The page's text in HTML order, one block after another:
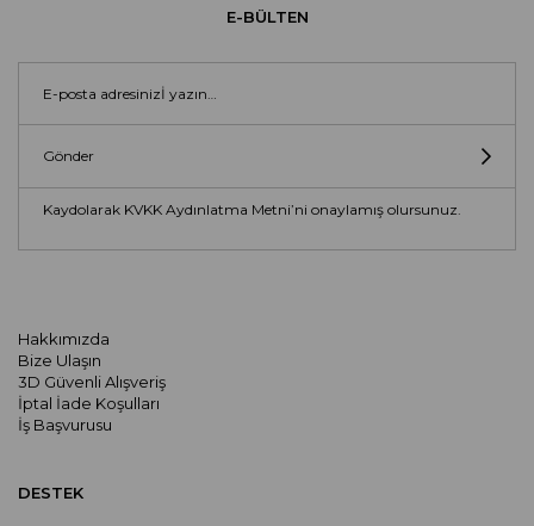
Hakkımızda
Bize Ulaşın
3D Güvenli Alışveriş
İptal İade Koşulları
İş Başvurusu
E-BÜLTEN
Gönder
Kaydolarak KVKK Aydınlatma Metni’ni onaylamış olursunuz.
DESTEK